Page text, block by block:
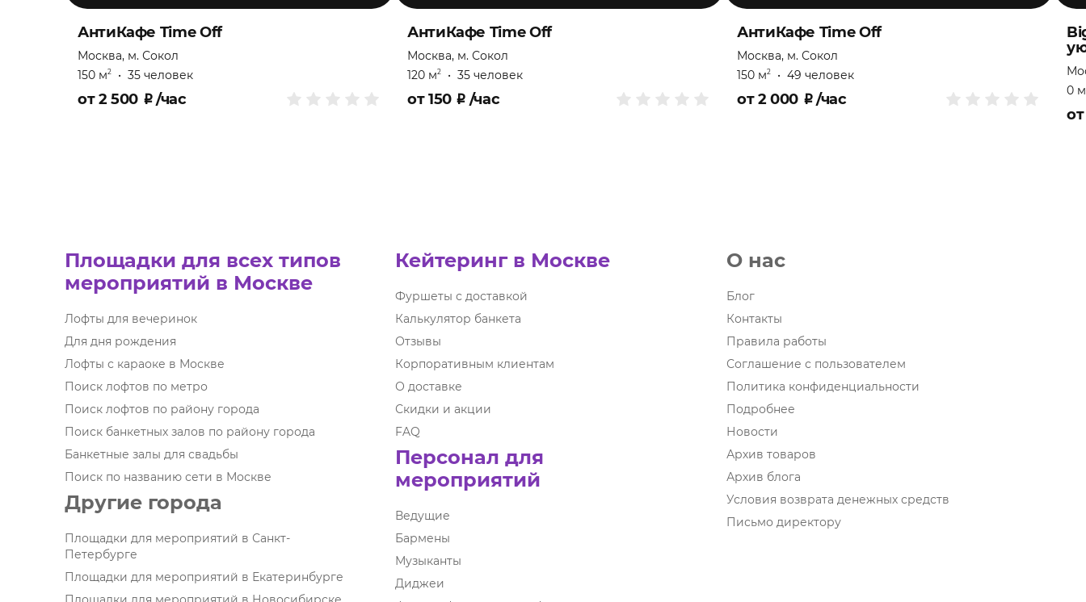
АнтиКафе Time Off
Москва, м. Сокол
150 м2 • 35 человек
от2 500 ₽ /час
АнтиКафе Time Off
Москва, м. Сокол
120 м2 • 35 человек
от150 ₽ /час
АнтиКафе Time Off
Москва, м. Сокол
150 м2 • 49 человек
от2 000 ₽ /час
0 м
Площадки для всех типов
мероприятий в Москве
Лофты для вечеринок
Для дня рождения
Лофты с караоке в Москве
Поиск лофтов по метро
Поиск лофтов по району города
Поиск банкетных залов по району города
Банкетные залы для свадьбы
Поиск по названию сети в Москве
Другие города
Площадки для мероприятий в Санкт-
Петербурге
Площадки для мероприятий в Екатеринбурге
Кейтеринг в Москве
Фуршеты с доставкой
Калькулятор банкета
Отзывы
Корпоративным клиентам
О доставке
Скидки и акции
FAQ
Персонал для
мероприятий
Ведущие
Бармены
Музыканты
Диджеи
О нас
Блог
Контакты
Правила работы
Соглашение с пользователем
Политика конфиденциальности
Подробнее
Новости
Архив товаров
Архив блога
Условия возврата денежных средств
Письмо директору